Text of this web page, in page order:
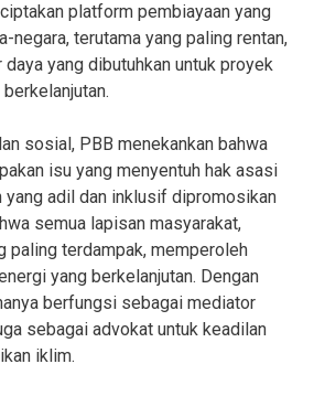
platform pembiayaan yang
negara, terutama yang paling rentan,
yang dibutuhkan untuk proyek
sosial, PBB menekankan bahwa
isu yang menyentuh hak asasi
yang adil dan inklusif dipromosikan
semua lapisan masyarakat,
paling terdampak, memperoleh
yang berkelanjutan. Dengan
berfungsi sebagai mediator
sebagai advokat untuk keadilan
iklim.